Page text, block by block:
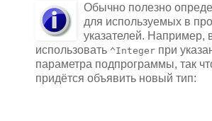
Обычно полезно
для используемых в
указателей. Например,
использовать ^Integer при
параметра подпрограммы, так
придётся объявить новый тип: